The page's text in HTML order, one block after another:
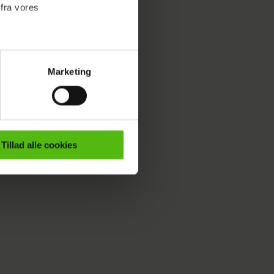
vores
indhold til dig.
Vi indsamler data
Marketing
Tillad alle cookies